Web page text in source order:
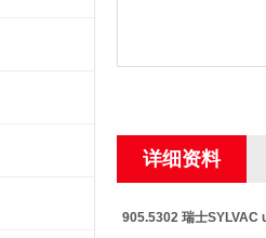
详细资料
905.5302 瑞士SYLVAC